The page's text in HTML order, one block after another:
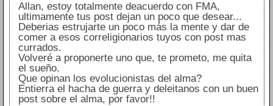
Allan, estoy totalmente deacuerdo con FMA,
ultimamente tus post dejan un poco que desear...
Deberias estrujarte un poco más la mente y dar de
comer a esos correligionarios tuyos con post mas
currados.
Volveré a proponerte uno que, te prometo, me quita
el sueño.
Que opinan los evolucionistas del alma?
Entierra el hacha de guerra y deleitanos con un buen
post sobre el alma, por favor!!